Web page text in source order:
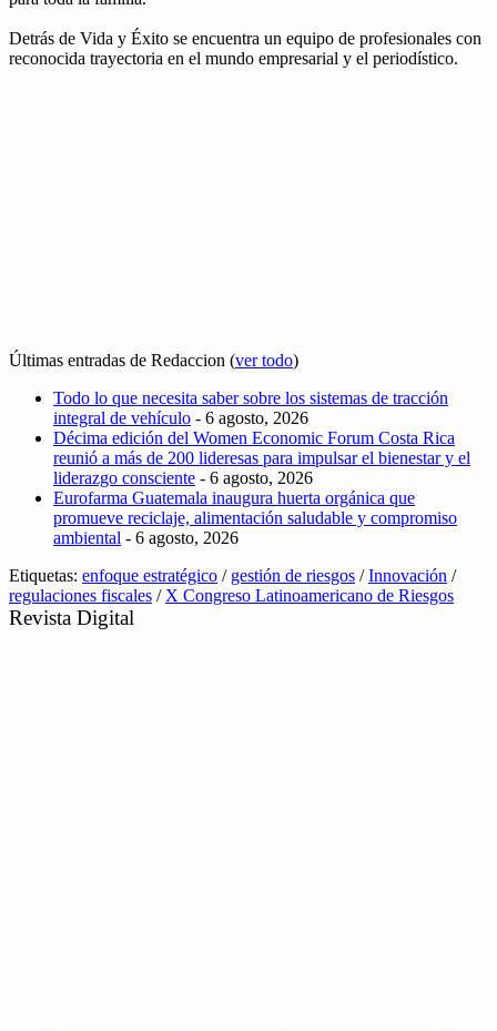
Detrás de Vida y Éxito se encuentra un equipo de profesionales con
reconocida trayectoria en el mundo empresarial y el periodístico.
Últimas entradas de Redaccion (ver todo)
Todo lo que necesita saber sobre los sistemas de tracción
integral de vehículo - 6 agosto, 2026
Décima edición del Women Economic Forum Costa Rica
reunió a más de 200 lideresas para impulsar el bienestar y el
liderazgo consciente - 6 agosto, 2026
Eurofarma Guatemala inaugura huerta orgánica que
promueve reciclaje, alimentación saludable y compromiso
ambiental - 6 agosto, 2026
Etiquetas: enfoque estratégico / gestión de riesgos /Innovación /
regulaciones fiscales / X Congreso Latinoamericano de Riesgos
Revista Digital